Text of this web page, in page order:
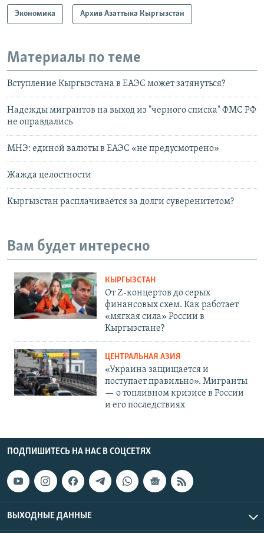
Экономика Архив Азаттыка Кыргызстан
Материалы по теме
Вступление Кыргызстана в ЕАЭС может затянуться?
Надежды мигрантов на выход из "черного списка" ФМС РФ
не оправдались
МНЭ: единой валюты в ЕАЭС «не предусмотрено»
Жажда целостности
Кыргызстан расплачивается за долги суверенитетом?
Вам будет интересно
КЫРГЫЗСТАН
От Z-концертов до серых
финансовых схем. Как работает
«мягкая сила» России в
Кыргызстане?
ЦЕНТРАЛЬНАЯ АЗИЯ
«Украина защищается и
поступает правильно». Мигранты
— о топливном кризисе в России
и его последствиях
ПОДПИШИТЕСЬ НА НАС В СОЦСЕТЯХ
ВЫХОДНЫЕ ДАННЫЕ